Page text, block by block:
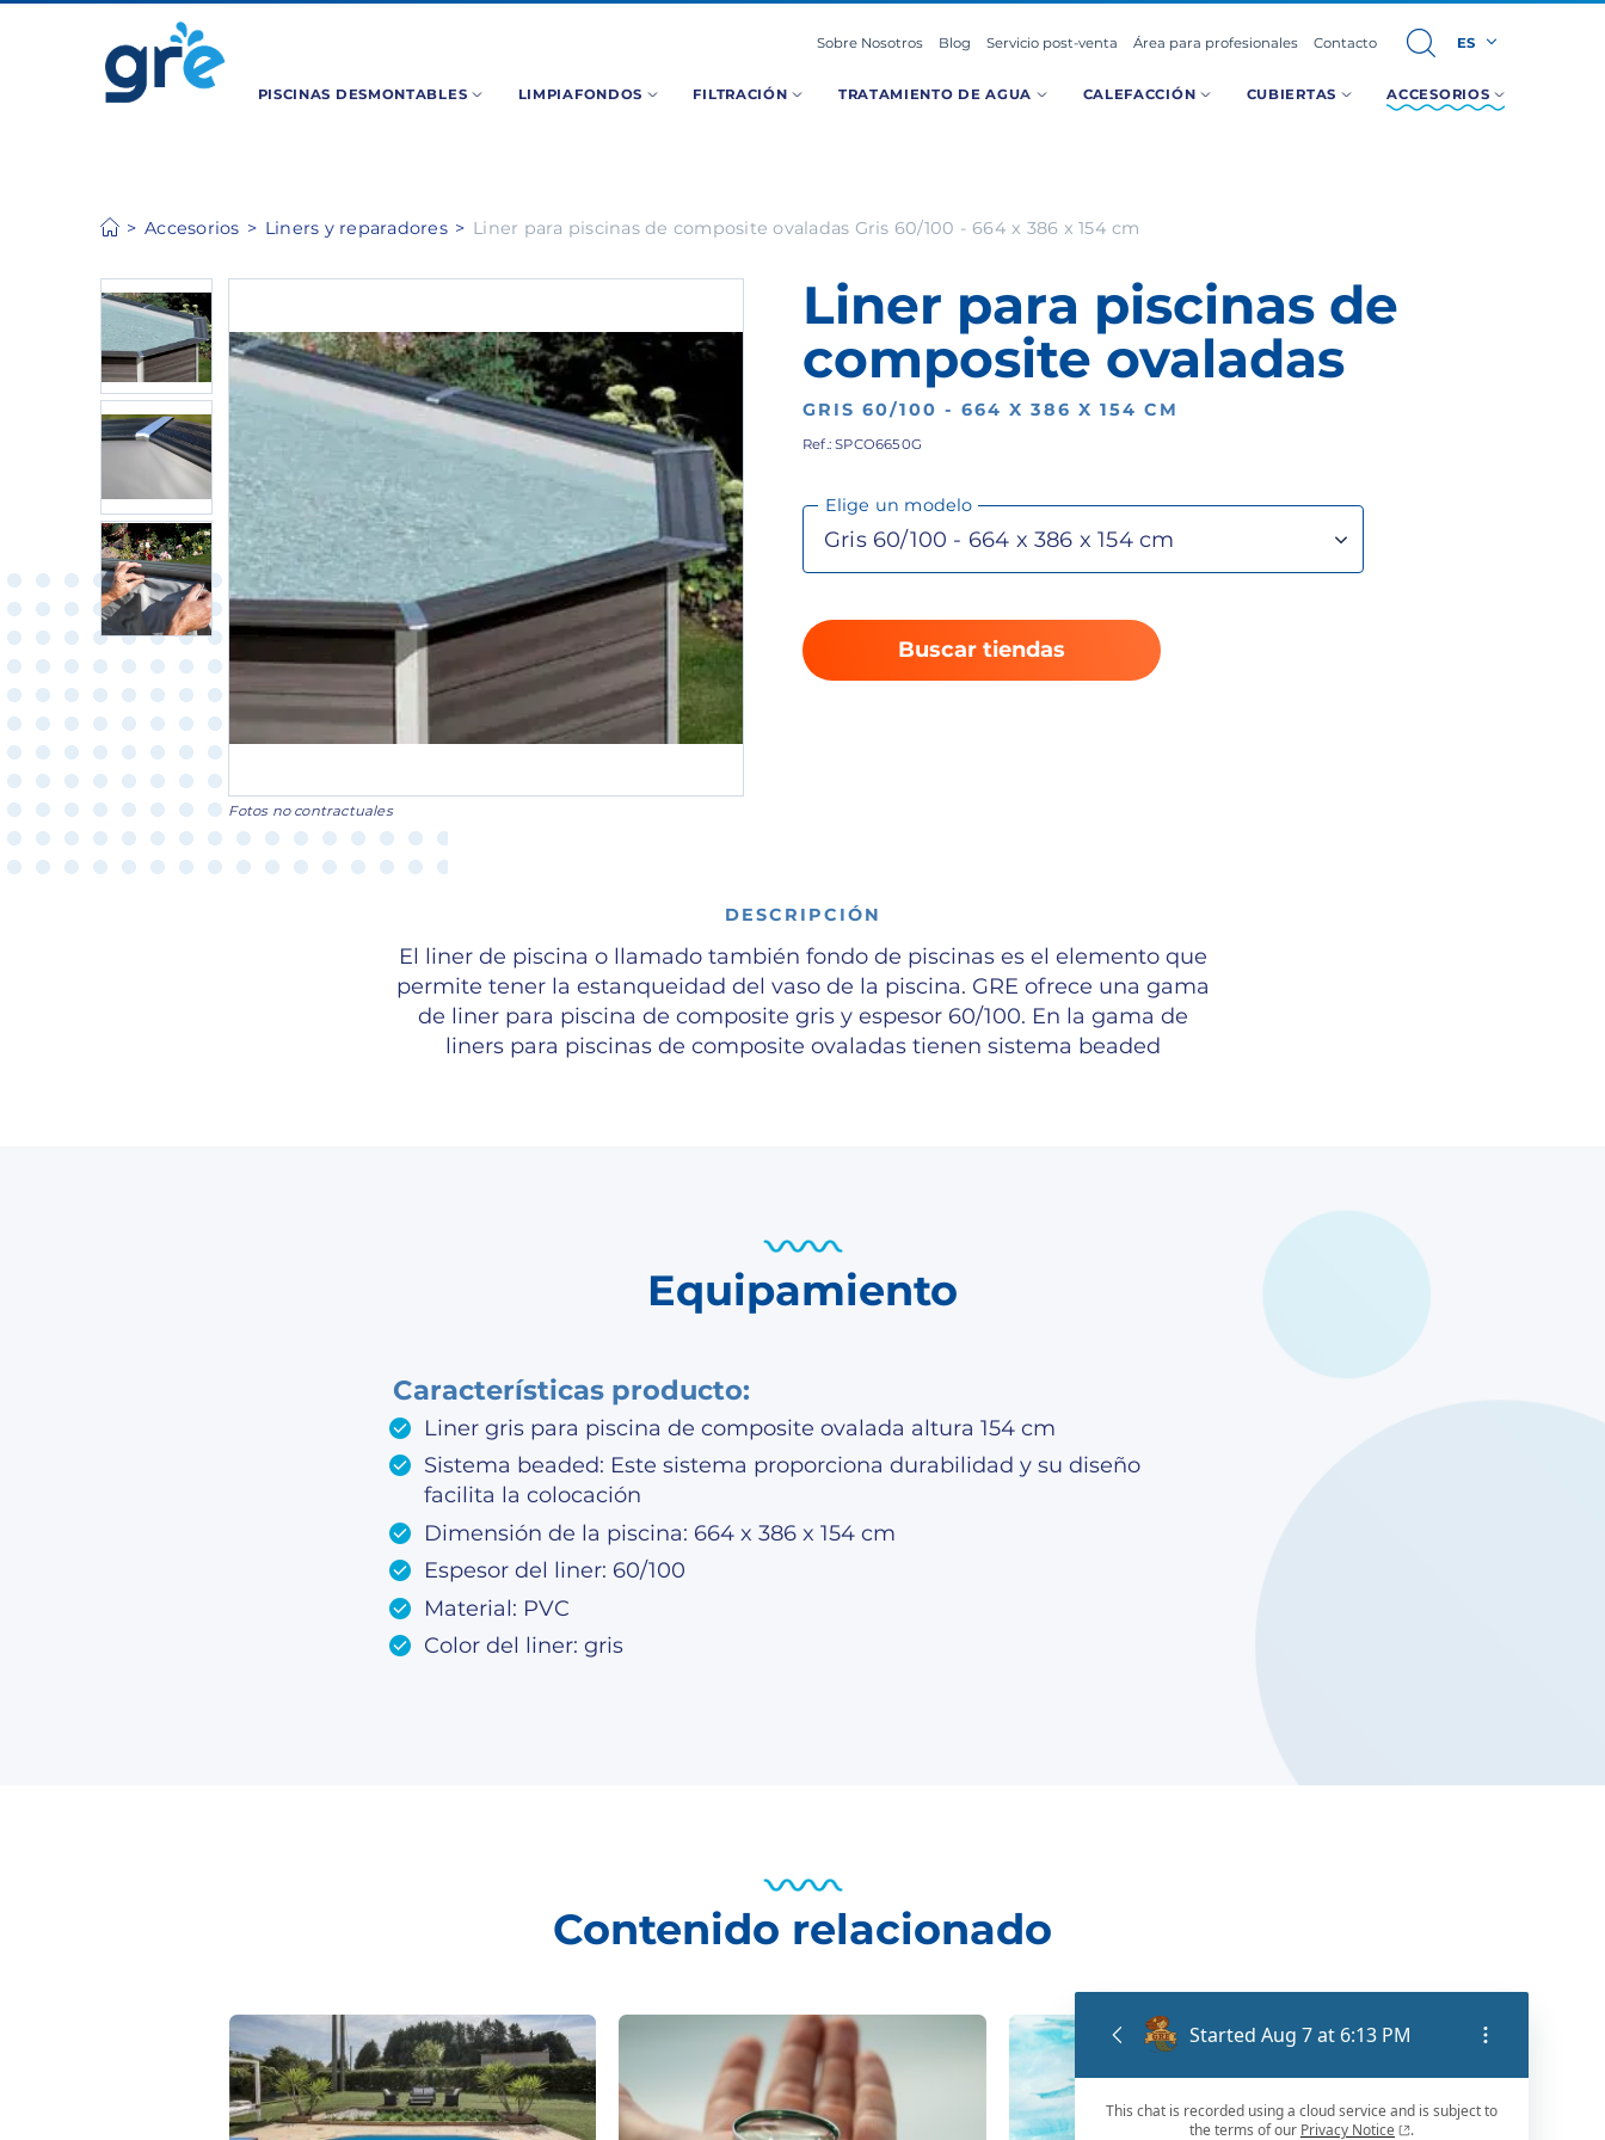
PISCINAS DESMONTABLES LIMPIAFONDOS FILTRACIÓN TRATAMIENTO DE AGUA CALEFACCIÓN CUBIERTAS ACCESORIOS
Sobre Nosotros Blog Servicio post-venta Área para profesionales Contacto ES
Accesorios Liners y reparadores Liner para piscinas de composite ovaladas Gris 60/100 - 664 x 386 x 154 cm
Fotos no contractuales
Elige un modelo
Liner para piscinas de
composite ovaladas
GRIS 60/100 - 664 X 386 X 154 CM
Ref.: SPCO6650G
Buscar tiendas
DESCRIPCIÓN
El liner de piscina o llamado también fondo de piscinas es el elemento que
permite tener la estanqueidad del vaso de la piscina. GRE ofrece una gama
de liner para piscina de composite gris y espesor 60/100. En la gama de
liners para piscinas de composite ovaladas tienen sistema beaded
Equipamiento
Características producto:
Liner gris para piscina de composite ovalada altura 154 cm
Sistema beaded: Este sistema proporciona durabilidad y su diseño
facilita la colocación
Dimensión de la piscina: 664 x 386 x 154 cm
Espesor del liner: 60/100
Material: PVC
Color del liner: gris
Contenido relacionado